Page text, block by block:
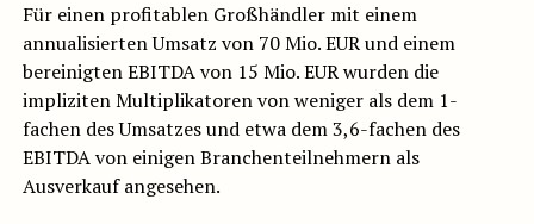
Für einen profitablen Großhändler mit einem
annualisierten Umsatz von 70 Mio. EUR und einem
bereinigten EBITDA von 15 Mio. EUR wurden die
impliziten Multiplikatoren von weniger als dem 1-
fachen des Umsatzes und etwa dem 3,6-fachen des
EBITDA von einigen Branchenteilnehmern als
Ausverkauf angesehen.